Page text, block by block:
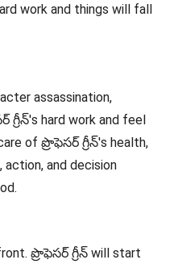
work and things will fall
assassination,
గ్రీన్'s hard work and feel
of ప్రొఫెసర్ గ్రీన్'s health,
action, and decision
ప్రొఫెసర్ గ్రీన్ will start